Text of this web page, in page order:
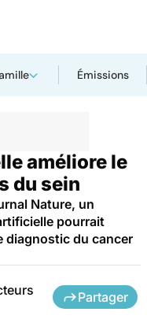
Émissions
améliore le
du sein
Nature, un
pourrait
diagnostic du cancer
Partager